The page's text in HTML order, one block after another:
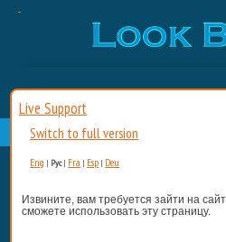
Live Support
Switch to full version
Eng | Рус| Fra | Esp | Deu
Извините, вам требуется зайти на
сможете использовать эту страницу.